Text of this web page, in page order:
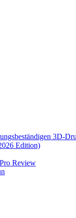
3D-
Edition)
Review